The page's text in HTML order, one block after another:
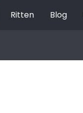
Ritten Blog